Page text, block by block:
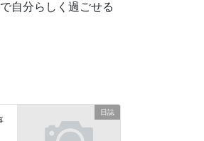
自分らしく過ごせる
日誌